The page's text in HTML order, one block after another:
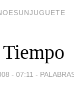
Tiempo
- 07:11 -